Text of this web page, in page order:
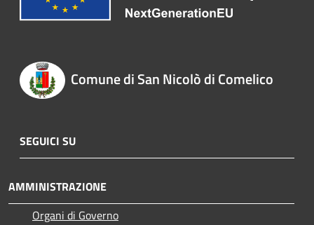
Comune di San Nicolò di Comelico
SEGUICI SU
AMMINISTRAZIONE
Organi di Governo